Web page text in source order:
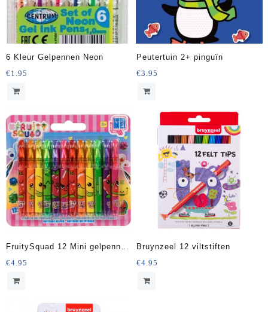
6 Kleur Gelpennen Neon
€1.95
Peutertuin 2+ pinguïn
€3.95
FruitySquad 12 Mini gelpennen
met geur
€4.95
Bruynzeel 12 viltstiften
€4.95